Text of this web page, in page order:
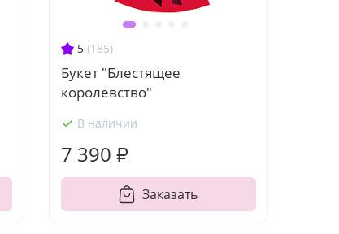
5 (185)
Букет "Блестящее
королевство"
В наличии
7 390 ₽
Заказать